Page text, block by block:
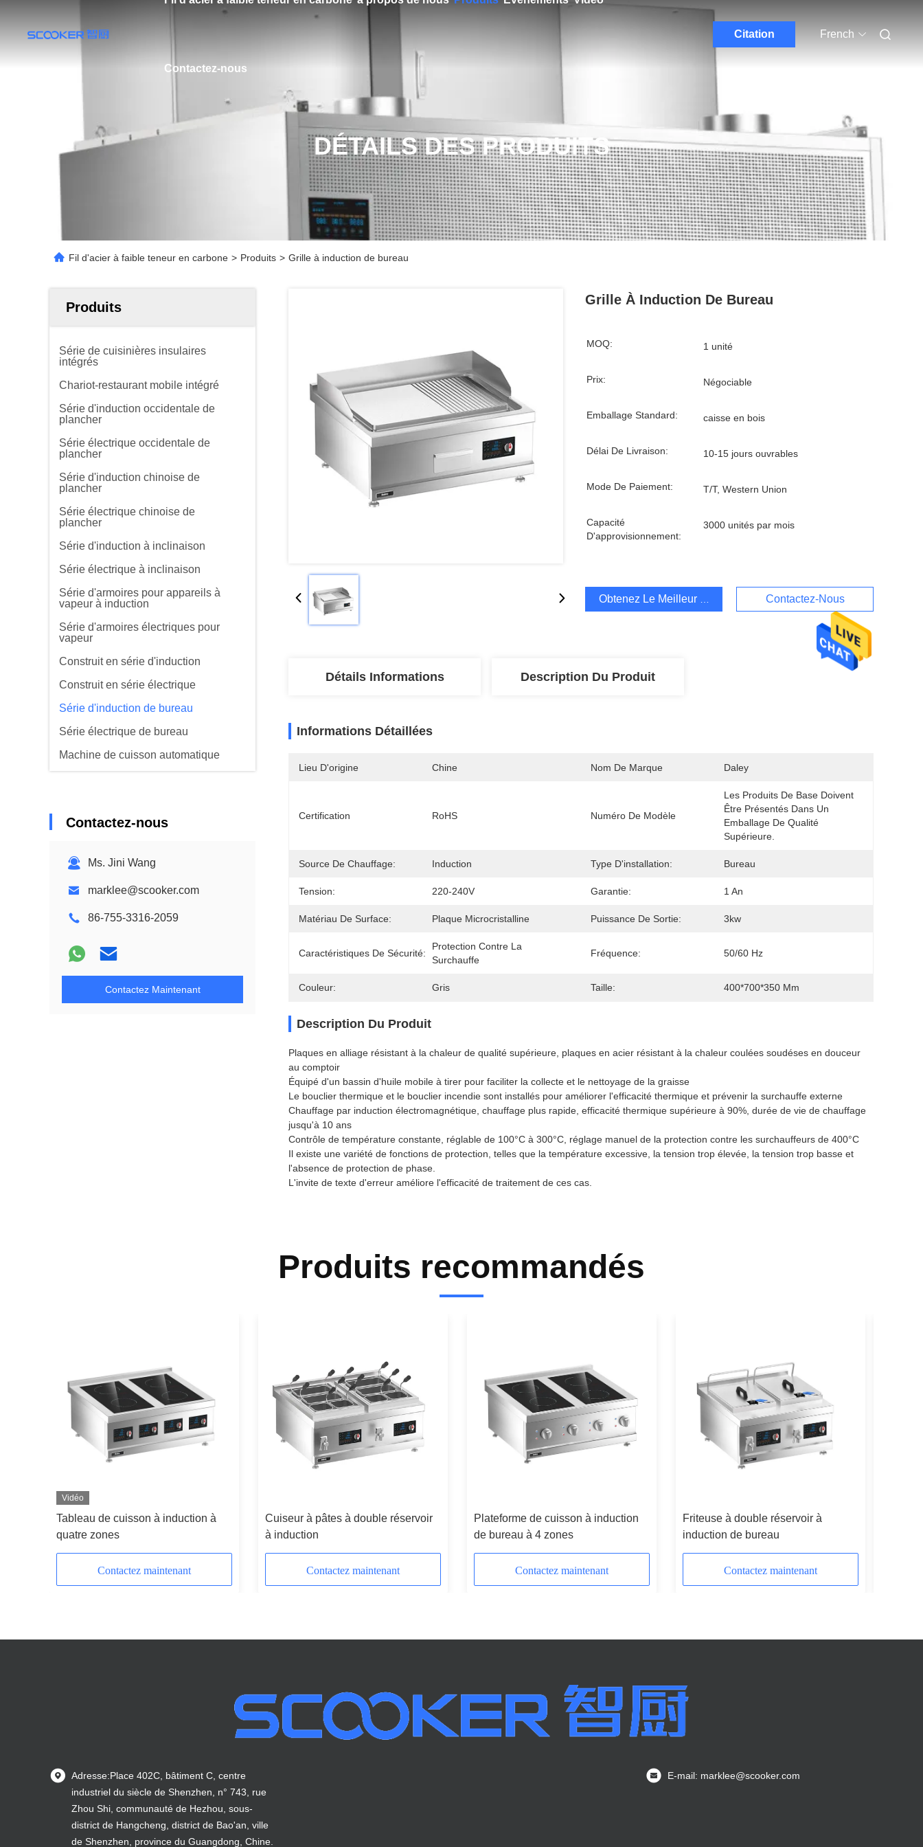
Contactez-nous
Citation French
DÉTAILS DES PRODUITS
Fil d'acier à faible teneur en carbone > Produits > Grille à induction de bureau
Produits
Série de cuisinières insulaires
intégrés
Chariot-restaurant mobile intégré
Série d'induction occidentale de
plancher
Série électrique occidentale de
plancher
Série d'induction chinoise de
plancher
Série électrique chinoise de
plancher
Série d'induction à inclinaison
Série électrique à inclinaison
Série d'armoires pour appareils à
vapeur à induction
Série d'armoires électriques pour
vapeur
Construit en série d'induction
Construit en série électrique
Série d'induction de bureau
Série électrique de bureau
Machine de cuisson automatique
Série de purificateurs alimentaires
Contactez-nous
Ms. Jini Wang
marklee@scooker.com
86-755-3316-2059
Contactez Maintenant
Grille À Induction De Bureau
MOQ: 1 unité
Prix: Négociable
Emballage Standard: caisse en bois
Délai De Livraison: 10-15 jours ouvrables
Mode De Paiement: T/T, Western Union
Capacité
D'approvisionnement:
3000 unités par mois
Obtenez Le Meilleur Prix Contactez-Nous
Détails Informations Description Du Produit
Informations Détaillées
Lieu D'origine Chine Nom De Marque Daley
Certification RoHS Numéro De Modèle
Les Produits De Base Doivent
Être Présentés Dans Un
Emballage De Qualité
Supérieure.
Source De Chauffage: Induction Type D'installation: Bureau
Tension: 220-240V Garantie: 1 An
Matériau De Surface: Plaque Microcristalline Puissance De Sortie: 3kw
Caractéristiques De Sécurité:
Protection Contre La
Surchauffe
Fréquence: 50/60 Hz
Couleur: Gris Taille: 400*700*350 Mm
Description Du Produit
Plaques en alliage résistant à la chaleur de qualité supérieure, plaques en acier résistant à la chaleur coulées soudéses en douceur
au comptoir
Équipé d'un bassin d'huile mobile à tirer pour faciliter la collecte et le nettoyage de la graisse
Le bouclier thermique et le bouclier incendie sont installés pour améliorer l'efficacité thermique et prévenir la surchauffe externe
Chauffage par induction électromagnétique, chauffage plus rapide, efficacité thermique supérieure à 90%, durée de vie de chauffage
jusqu'à 10 ans
Contrôle de température constante, réglable de 100°C à 300°C, réglage manuel de la protection contre les surchauffeurs de 400°C
Il existe une variété de fonctions de protection, telles que la température excessive, la tension trop élevée, la tension trop basse et
l'absence de protection de phase.
L'invite de texte d'erreur améliore l'efficacité de traitement de ces cas.
Produits recommandés
Vidéo
Tableau de cuisson à induction à
quatre zones
Contactez maintenant
Cuiseur à pâtes à double réservoir
à induction
Contactez maintenant
Plateforme de cuisson à induction
de bureau à 4 zones
Contactez maintenant
Friteuse à double réservoir à
induction de bureau
Contactez maintenant
Adresse:Place 402C, bâtiment C, centre
industriel du siècle de Shenzhen, n° 743, rue
Zhou Shi, communauté de Hezhou, sous-
district de Hangcheng, district de Bao'an, ville
de Shenzhen, province du Guangdong, Chine.
E-mail: marklee@scooker.com